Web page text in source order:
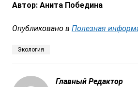
Автор: Анита Победина
Опубликовано в Полезная
Экология
Главный Редактор